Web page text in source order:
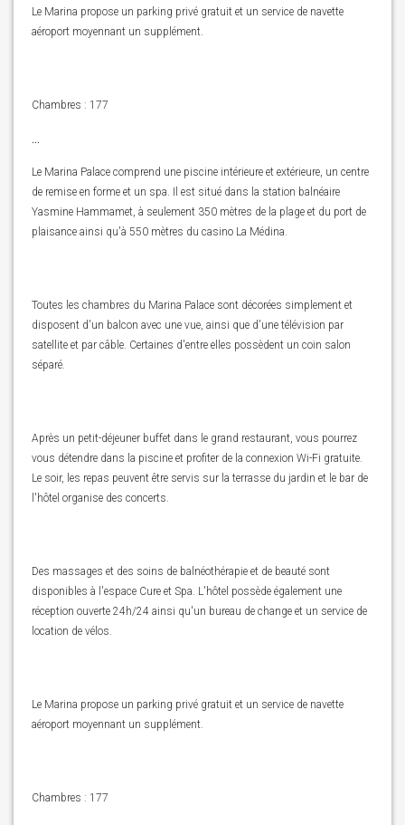
Le Marina propose un parking privé gratuit et un service de navette
aéroport moyennant un supplément.
Chambres : 177
...
Le Marina Palace comprend une piscine intérieure et extérieure, un centre
de remise en forme et un spa. Il est situé dans la station balnéaire
Yasmine Hammamet, à seulement 350 mètres de la plage et du port de
plaisance ainsi qu'à 550 mètres du casino La Médina.
Toutes les chambres du Marina Palace sont décorées simplement et
disposent d'un balcon avec une vue, ainsi que d'une télévision par
satellite et par câble. Certaines d'entre elles possèdent un coin salon
séparé.
Après un petit-déjeuner buffet dans le grand restaurant, vous pourrez
vous détendre dans la piscine et profiter de la connexion Wi-Fi gratuite.
Le soir, les repas peuvent être servis sur la terrasse du jardin et le bar de
l'hôtel organise des concerts.
Des massages et des soins de balnéothérapie et de beauté sont
disponibles à l'espace Cure et Spa. L'hôtel possède également une
réception ouverte 24h/24 ainsi qu'un bureau de change et un service de
location de vélos.
Le Marina propose un parking privé gratuit et un service de navette
aéroport moyennant un supplément.
Chambres : 177